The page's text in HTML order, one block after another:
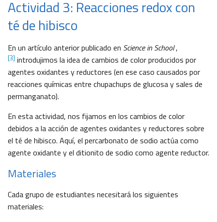
Actividad 3: Reacciones redox con
té de hibisco
En un artículo anterior publicado en Science in School,
[3] introdujimos la idea de cambios de color producidos por
agentes oxidantes y reductores (en ese caso causados por
reacciones químicas entre chupachups de glucosa y sales de
permanganato).
En esta actividad, nos fijamos en los cambios de color
debidos a la acción de agentes oxidantes y reductores sobre
el té de hibisco. Aquí, el percarbonato de sodio actúa como
agente oxidante y el ditionito de sodio como agente reductor.
Materiales
Cada grupo de estudiantes necesitará los siguientes
materiales: